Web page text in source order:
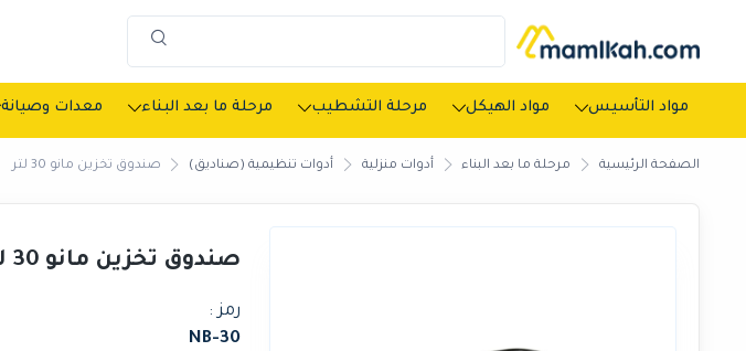
مواد التأسيس مواد الهيكل مرحلة التشطيب مرحلة ما بعد البناء معدات وصيانة
الصفحة الرئيسية مرحلة ما بعد البناء أدوات منزلية أدوات تنظيمية (صناديق) صندوق تخزين مانو 30 لتر
صندوق تخزين مانو 30 لتر
رمز :
NB-30